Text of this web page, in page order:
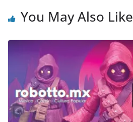
You May Also Like